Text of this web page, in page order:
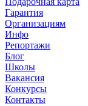
Гарантия
Организациям
Инфо
Репортажи
Блог
Школы
Вакансия
Конкурсы
Контакты